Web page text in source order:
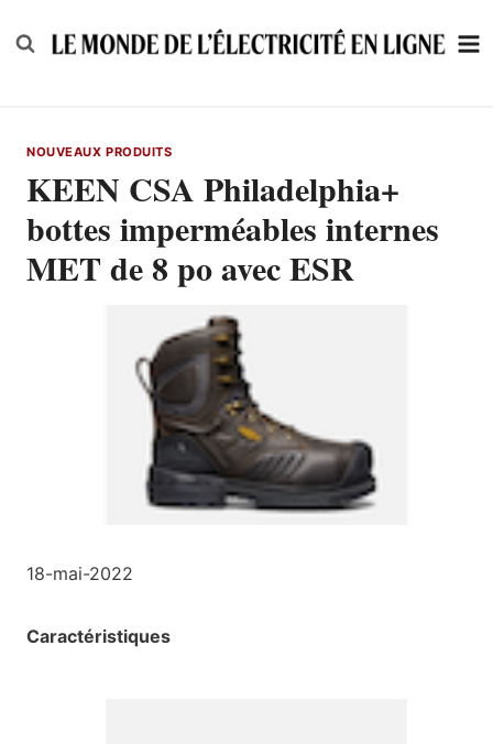
to
NOUVEAUX PRODUITS
KEEN CSA Philadelphia+
bottes imperméables internes
MET de 8 po avec ESR
18-mai-2022
Caractéristiques